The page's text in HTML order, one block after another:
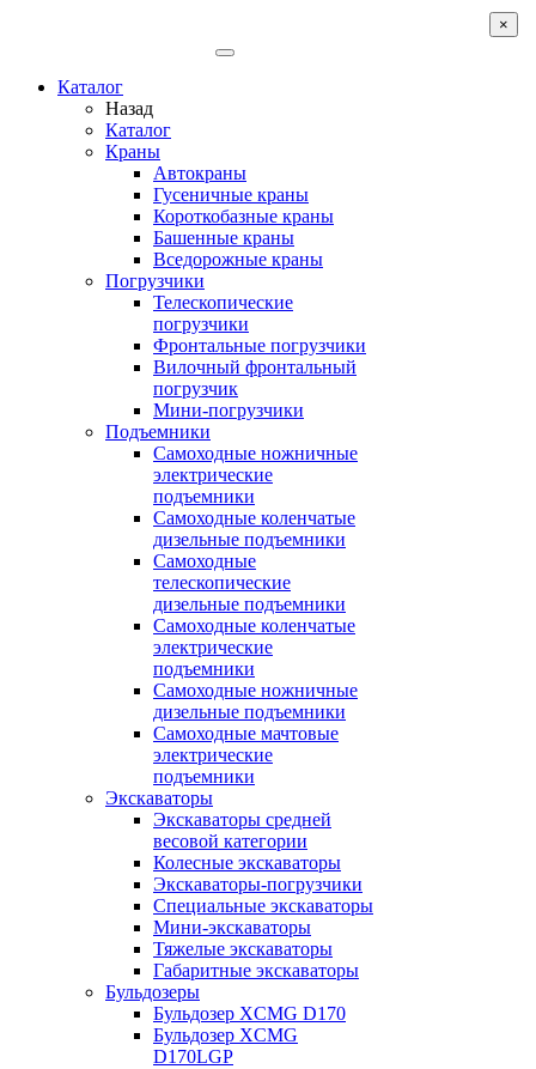
Каталог
Назад
Каталог
Краны
Автокраны
Гусеничные краны
Короткобазные краны
Башенные краны
Вcедорожные краны
Погрузчики
Телескопические
погрузчики
Фронтальные погрузчики
Вилочный фронтальный
погрузчик
Мини-погрузчики
Подъемники
Самоходные ножничные
электрические
подъемники
Самоходные коленчатые
дизельные подъемники
Самоходные
телескопические
дизельные подъемники
Самоходные коленчатые
электрические
подъемники
Самоходные ножничные
дизельные подъемники
Самоходные мачтовые
электрические
подъемники
Экскаваторы
Экскаваторы средней
весовой категории
Колесные экскаваторы
Экскаваторы-погрузчики
Специальные экскаваторы
Мини-экскаваторы
Тяжелые экскаваторы
Габаритные экскаваторы
Бульдозеры
Бульдозер XCMG D170
Бульдозер XCMG
D170LGP
×